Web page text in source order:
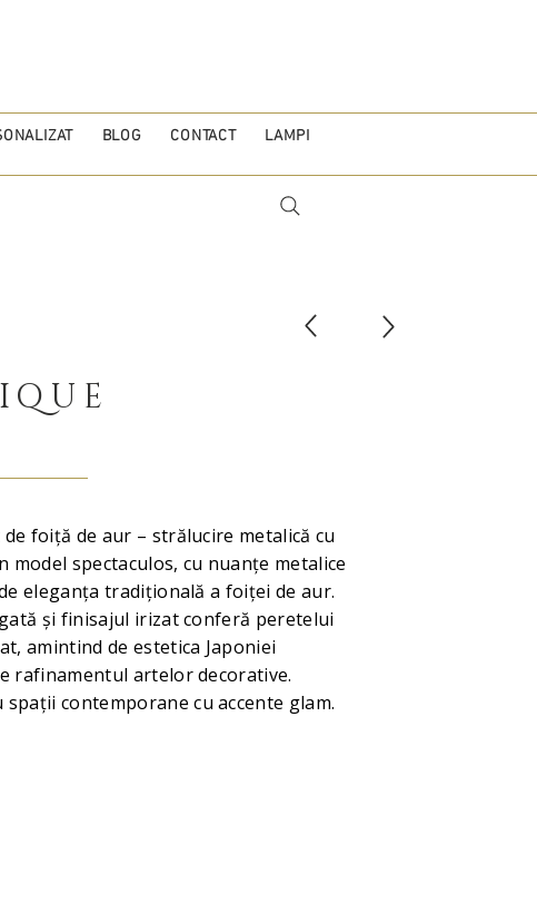
BLOG CONTACT LAMPI
foiță de aur – strălucire metalică cu
model spectaculos, cu nuanțe metalice
eleganța tradițională a foiței de aur.
și finisajul irizat conferă peretelui
amintind de estetica Japoniei
rafinamentul artelor decorative.
contemporane cu accente glam.